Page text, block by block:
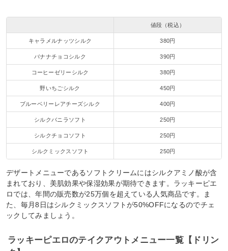
値段（税込）
キャラメルナッツシルク 380円
バナナチョコシルク 390円
コーヒーゼリーシルク 380円
野いちごシルク 450円
ブルーベリーレアチーズシルク 400円
シルクバニラソフト 250円
シルクチョコソフト 250円
シルクミックスソフト 250円
デザートメニューであるソフトクリームにはシルクアミノ酸が含
まれており、美肌効果や保湿効果が期待できます。ラッキーピエ
ロでは、年間の販売数が25万個を超えている人気商品です。ま
た、毎月8日はシルクミックスソフトが50%OFFになるのでチェ
ックしてみましょう。
ラッキーピエロのテイクアウトメニュー一覧【ドリン